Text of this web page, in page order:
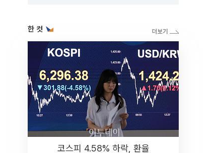
한 컷
코스피 4.58% 하락, 환율